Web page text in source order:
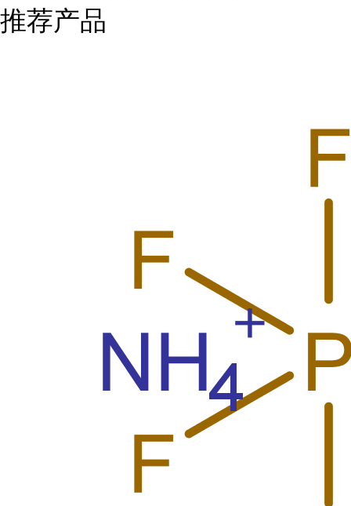
推荐产品